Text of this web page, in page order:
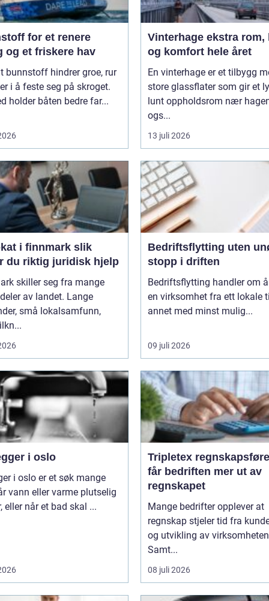
for et renere
og et friskere hav
bunnstoff hindrer groe, rur
i å feste seg på skroget.
holder båten bedre far...
Vinterhage ekstra rom, lys
og komfort hele året
En vinterhage er et tilbygg
store glassflater som gir et
lunt oppholdsrom nær
ogs...
13 juli 2026
i finnmark slik
du riktig juridisk hjelp
skiller seg fra mange
av landet. Lange
små lokalsamfunn,
Bedriftsflytting uten
stopp i driften
Bedriftsflytting handler om
en virksomhet fra ett lokale
annet med minst mulig...
09 juli 2026
i oslo
i oslo er et søk mange
vann eller varme plutselig
eller når et bad skal ...
Tripletex regnskapsfører
får bedriften mer ut av
regnskapet
Mange bedrifter opplever at
regnskap stjeler tid fra
og utvikling av
Samt...
08 juli 2026